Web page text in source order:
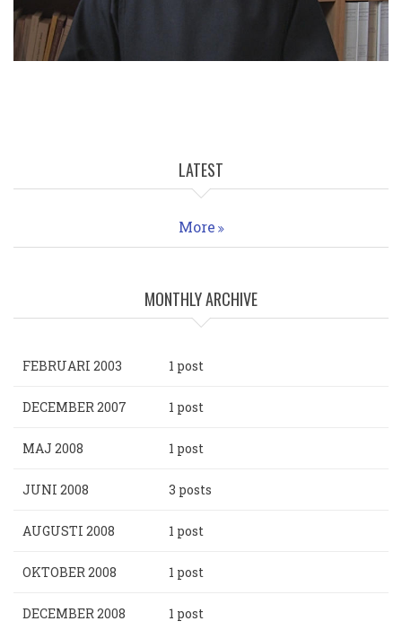
LATEST
More
MONTHLY ARCHIVE
FEBRUARI 2003 1 post
DECEMBER 2007 1 post
MAJ 2008 1 post
JUNI 2008 3 posts
AUGUSTI 2008 1 post
OKTOBER 2008 1 post
DECEMBER 2008 1 post